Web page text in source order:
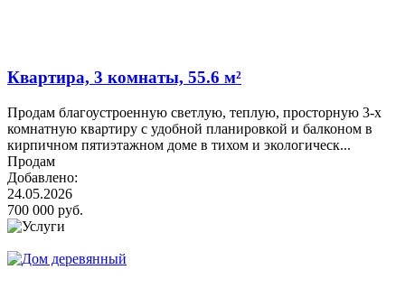
Квартира, 3 комнаты, 55.6 м²
Продам благоустроенную светлую, теплую, просторную 3-х
комнатную квартиру с удобной планировкой и балконом в
кирпичном пятиэтажном доме в тихом и экологическ...
Продам
Добавлено:
24.05.2026
700 000 руб.